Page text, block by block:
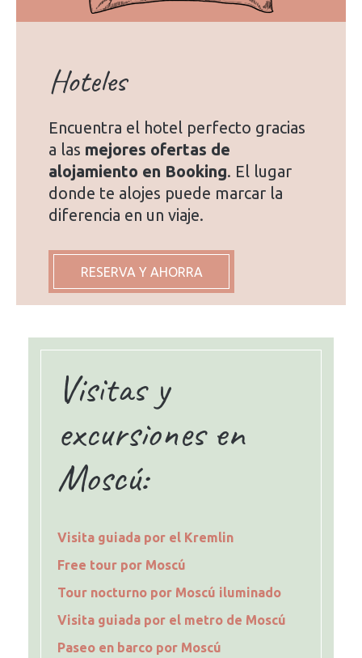
Hoteles
Encuentra el hotel perfecto gracias
a las mejores ofertas de
alojamiento en Booking. El lugar
donde te alojes puede marcar la
diferencia en un viaje.
RESERVA Y AHORRA
Visitas y
excursiones en
Moscú:
Visita guiada por el Kremlin
Free tour por Moscú
Tour nocturno por Moscú iluminado
Visita guiada por el metro de Moscú
Paseo en barco por Moscú